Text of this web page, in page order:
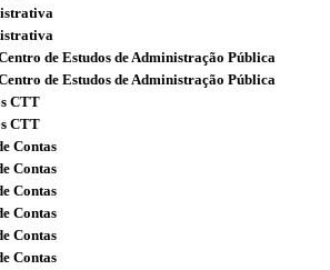
de Estudos de Administração Pública
de Estudos de Administração Pública
CTT
CTT
Contas
Contas
Contas
Contas
Contas
Contas